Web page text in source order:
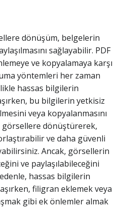
dönüşüm, belgelerin
sağlayabilir. PDF
ve kopyalamaya karşı
yöntemleri her zaman
hassas bilgilerin
bu bilgilerin yetkisiz
veya kopyalanmasını
görsellere dönüştürerek,
ve daha güvenli
Ancak, görsellerin
ve paylaşılabileceğini
hassas bilgilerin
filigran eklemek veya
gibi ek önlemler almak